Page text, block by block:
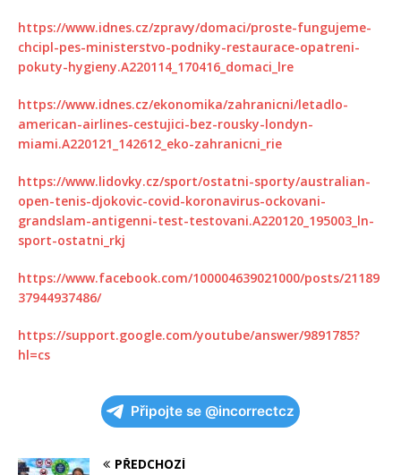
https://www.idnes.cz/zpravy/domaci/proste-fungujeme-
chcipl-pes-ministerstvo-podniky-restaurace-opatreni-
pokuty-hygieny.A220114_170416_domaci_lre
https://www.idnes.cz/ekonomika/zahranicni/letadlo-
american-airlines-cestujici-bez-rousky-londyn-
miami.A220121_142612_eko-zahranicni_rie
https://www.lidovky.cz/sport/ostatni-sporty/australian-
open-tenis-djokovic-covid-koronavirus-ockovani-
grandslam-antigenni-test-testovani.A220120_195003_ln-
sport-ostatni_rkj
https://www.facebook.com/100004639021000/posts/21189
37944937486/
https://support.google.com/youtube/answer/9891785?
hl=cs
Připojte se @incorrectcz
PŘEDCHOZÍ